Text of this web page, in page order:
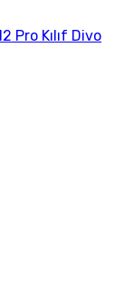
Pro Kılıf Divo